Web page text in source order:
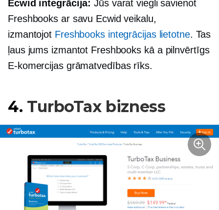
Ecwid integrācija: Jūs varat viegli savienot
Freshbooks ar savu Ecwid veikalu,
izmantojot Freshbooks integrācijas lietotne. Tas
ļaus jums izmantot Freshbooks kā a pilnvērtīgs
E-komercijasgrāmatvedības rīks.
4. TurboTax bizness